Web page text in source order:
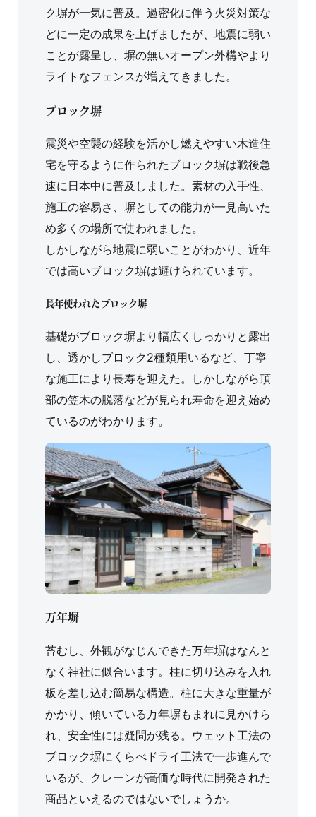
ク塀が一気に普及。過密化に伴う火災対策な
どに一定の成果を上げましたが、地震に弱い
ことが露呈し、塀の無いオープン外構やより
ライトなフェンスが増えてきました。
ブロック塀
震災や空襲の経験を活かし燃えやすい木造住
宅を守るように作られたブロック塀は戦後急
速に日本中に普及しました。素材の入手性、
施工の容易さ、塀としての能力が一見高いた
め多くの場所で使われました。
しかしながら地震に弱いことがわかり、近年
では高いブロック塀は避けられています。
長年使われたブロック塀
基礎がブロック塀より幅広くしっかりと露出
し、透かしブロック2種類用いるなど、丁寧
な施工により長寿を迎えた。しかしながら頂
部の笠木の脱落などが見られ寿命を迎え始め
ているのがわかります。
万年塀
苔むし、外観がなじんできた万年塀はなんと
なく神社に似合います。柱に切り込みを入れ
板を差し込む簡易な構造。柱に大きな重量が
かかり、傾いている万年塀もまれに見かけら
れ、安全性には疑問が残る。ウェット工法の
ブロック塀にくらべドライ工法で一歩進んで
いるが、クレーンが高価な時代に開発された
商品といえるのではないでしょうか。